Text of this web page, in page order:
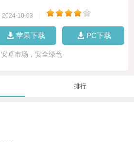
2024-10-03
苹果下载 PC下载
安卓市场，安全绿色
排行